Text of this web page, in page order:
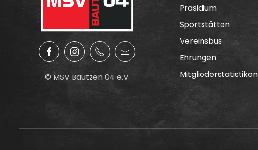
Präsidium
Sportstätten
Vereinsbus
Ehrungen
Mitgliederstatistiken
© MSV Bautzen 04 e.V.